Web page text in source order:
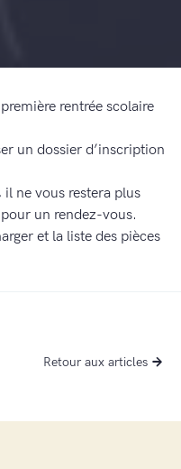
rentrée scolaire
un dossier d’inscription
ne vous restera plus
un rendez-vous.
et la liste des pièces
Retour aux articles